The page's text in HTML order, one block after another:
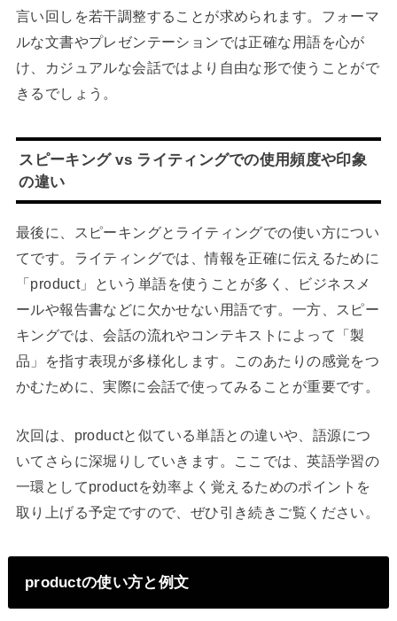
言い回しを若干調整することが求められます。フォーマ
ルな文書やプレゼンテーションでは正確な用語を心が
け、カジュアルな会話ではより自由な形で使うことがで
きるでしょう。
スピーキング vs ライティングでの使用頻度や印象
の違い
最後に、スピーキングとライティングでの使い方につい
てです。ライティングでは、情報を正確に伝えるために
「product」という単語を使うことが多く、ビジネスメ
ールや報告書などに欠かせない用語です。一方、スピー
キングでは、会話の流れやコンテキストによって「製
品」を指す表現が多様化します。このあたりの感覚をつ
かむために、実際に会話で使ってみることが重要です。
次回は、productと似ている単語との違いや、語源につ
いてさらに深堀りしていきます。ここでは、英語学習の
一環としてproductを効率よく覚えるためのポイントを
取り上げる予定ですので、ぜひ引き続きご覧ください。
productの使い方と例文